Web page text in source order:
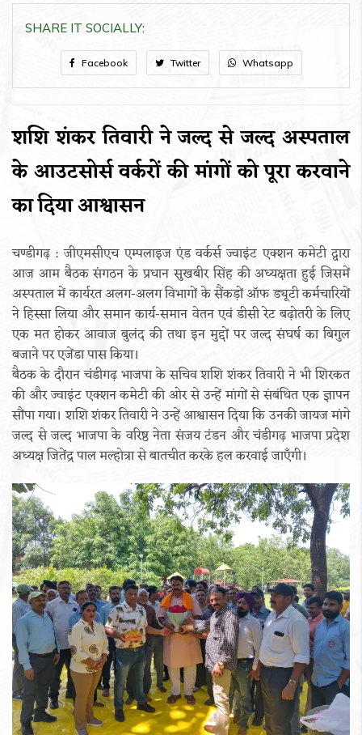
SHARE IT SOCIALLY:
Facebook Twitter Whatsapp
शशि शंकर तिवारी ने जल्द से जल्द अस्पताल
के आउटसोर्स वर्करों की मांगों को पूरा करवाने
का दिया आश्वासन
चण्डीगढ़ : जीएमसीएच एम्पलाइज एंड वर्कर्स ज्वाइंट एक्शन कमेटी द्वारा
आज आम बैठक संगठन के प्रधान सुखबीर सिंह की अध्यक्षता हुई जिसमें
अस्पताल में कार्यरत अलग-अलग विभागों के सैंकड़ों ऑफ ड्यूटी कर्मचारियों
ने हिस्सा लिया और समान कार्य-समान वेतन एवं डीसी रेट बढ़ोतरी के लिए
एक मत होकर आवाज बुलंद की तथा इन मुद्दों पर जल्द संघर्ष का बिगुल
बजाने पर एजेंडा पास किया।
बैठक के दौरान चंडीगढ़ भाजपा के सचिव शशि शंकर तिवारी ने भी शिरकत
की और ज्वाइंट एक्शन कमेटी की ओर से उन्हें मांगों से संबंधित एक ज्ञापन
सौंपा गया। शशि शंकर तिवारी ने उन्हें आश्वासन दिया कि उनकी जायज मांगे
जल्द से जल्द भाजपा के वरिष्ठ नेता संजय टंडन और चंडीगढ़ भाजपा प्रदेश
अध्यक्ष जितेंद्र पाल मल्होत्रा से बातचीत करके हल करवाई जाएँगी।